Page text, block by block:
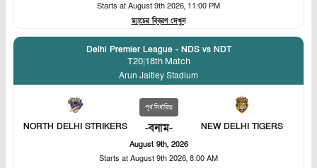
Starts at August 9th 2026, 11:00 PM
ম্যাচের বিবরণ দেখুন
Delhi Premier League - NDS vs NDT
T20|18th Match
Arun Jaitley Stadium
NORTH DELHI STRIKERS
পূর্ব নির্ধারিত
-বনাম- NEW DELHI TIGERS
August 9th, 2026
Starts at August 9th 2026, 8:00 AM